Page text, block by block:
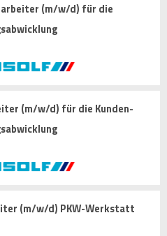
(m/w/d) für die
(m/w/d) für die Kunden-
(m/w/d) PKW-Werkstatt